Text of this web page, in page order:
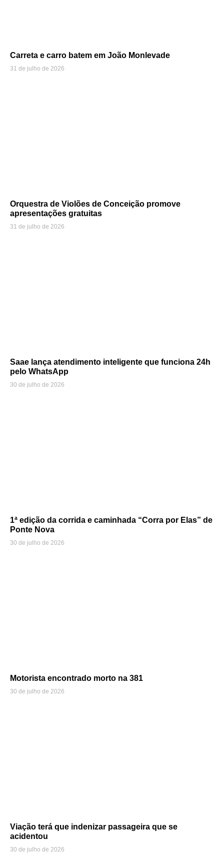
Carreta e carro batem em João Monlevade
31 de julho de 2026
Orquestra de Violões de Conceição promove
apresentações gratuitas
31 de julho de 2026
Saae lança atendimento inteligente que funciona 24h
pelo WhatsApp
30 de julho de 2026
1ª edição da corrida e caminhada “Corra por Elas” de
Ponte Nova
30 de julho de 2026
Motorista encontrado morto na 381
30 de julho de 2026
Viação terá que indenizar passageira que se
acidentou
30 de julho de 2026